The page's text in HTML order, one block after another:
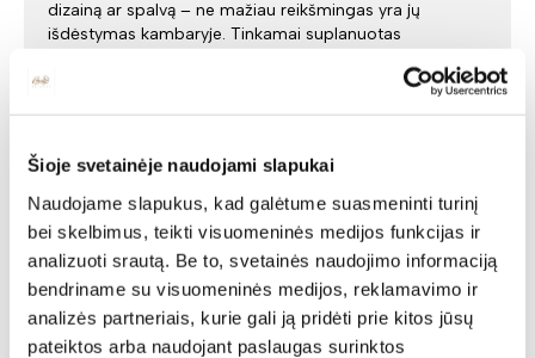
Šioje svetainėje naudojami slapukai
Naudojame slapukus, kad galėtume suasmeninti turinį
bei skelbimus, teikti visuomeninės medijos funkcijas ir
analizuoti srautą. Be to, svetainės naudojimo informaciją
bendriname su visuomeninės medijos, reklamavimo ir
analizės partneriais, kurie gali ją pridėti prie kitos jūsų
pateiktos arba naudojant paslaugas surinktos
dizainą ar spalvą – ne mažiau reikšmingas yra jų
išdėstymas kambaryje. Tinkamai suplanuotas
patogią judėjimo aplinką ir prisideda prie harmoningos
nepriklausomai nuo jos dydžio.